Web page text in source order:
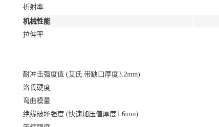
折射率
机械性能
拉伸率
耐冲击强度值 (艾氏.带缺口厚度3.2mm)
洛氏硬度
弯曲模量
绝缘破坏强度 (快速加压值厚度1.6mm)